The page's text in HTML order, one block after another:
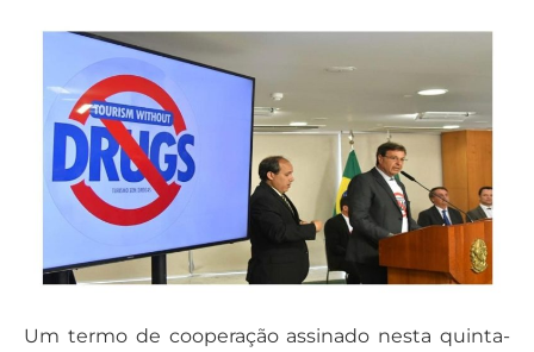
Um termo de cooperação assinado nesta quinta-